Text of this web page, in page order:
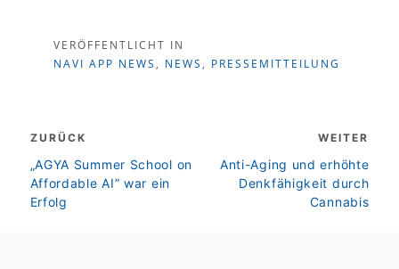
VERÖFFENTLICHT IN
NAVI APP NEWS , NEWS , PRESSEMITTEILUNG
ZURÜCK
zurück
„AGYA Summer School on
Affordable AI” war ein
Erfolg
WEITER
weiter
Anti-Aging und erhöhte
Denkfähigkeit durch
Cannabis